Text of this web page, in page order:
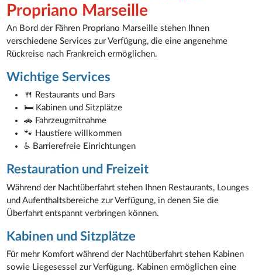
Propriano Marseille
An Bord der Fähren Propriano Marseille stehen Ihnen
verschiedene Services zur Verfügung, die eine angenehme
Rückreise nach Frankreich ermöglichen.
Wichtige Services
🍴 Restaurants und Bars
🛏️ Kabinen und Sitzplätze
🚗 Fahrzeugmitnahme
🐾 Haustiere willkommen
♿ Barrierefreie Einrichtungen
Restauration und Freizeit
Während der Nachtüberfahrt stehen Ihnen Restaurants, Lounges
und Aufenthaltsbereiche zur Verfügung, in denen Sie die
Überfahrt entspannt verbringen können.
Kabinen und Sitzplätze
Für mehr Komfort während der Nachtüberfahrt stehen Kabinen
sowie Liegesessel zur Verfügung. Kabinen ermöglichen eine